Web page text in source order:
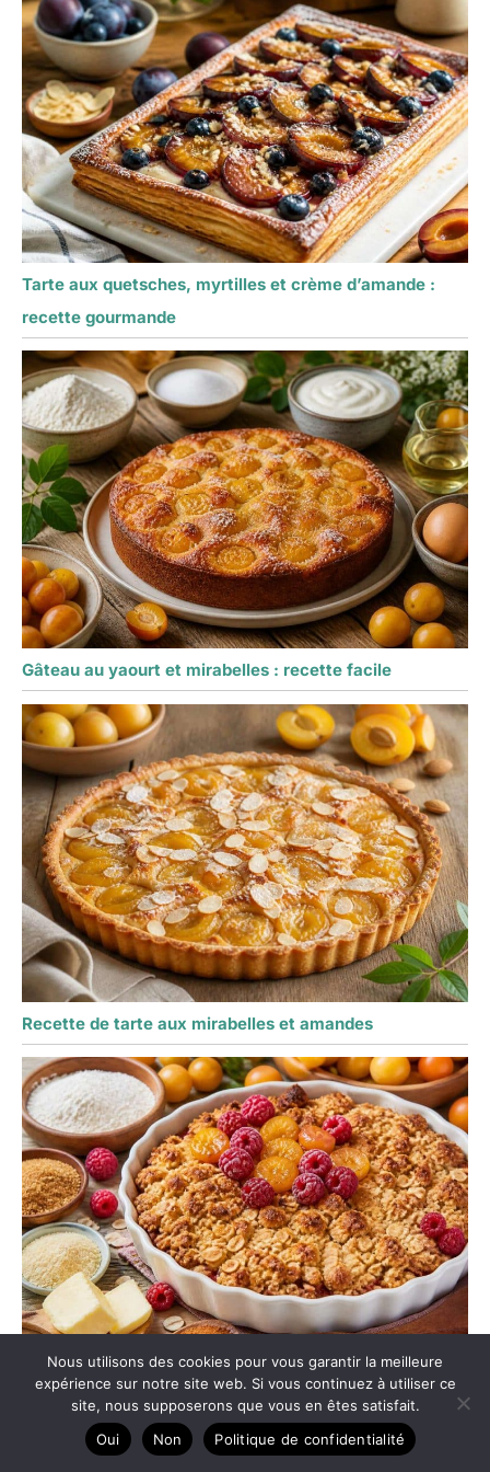
Tarte aux quetsches, myrtilles et crème d’amande :
recette gourmande
Gâteau au yaourt et mirabelles : recette facile
Recette de tarte aux mirabelles et amandes
Crumble aux framboises et mirabelles
Nous utilisons des cookies pour vous garantir la meilleure
expérience sur notre site web. Si vous continuez à utiliser ce
site, nous supposerons que vous en êtes satisfait.
Oui
Non Politique de confidentialité